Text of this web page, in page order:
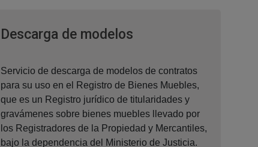
Descarga de modelos
Servicio de descarga de modelos de contratos
para su uso en el Registro de Bienes Muebles,
que es un Registro jurídico de titularidades y
gravámenes sobre bienes muebles llevado por
los Registradores de la Propiedad y Mercantiles,
bajo la dependencia del Ministerio de Justicia.